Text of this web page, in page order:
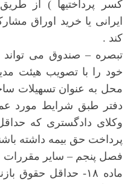
کسر پرداختیها ) از طریق
ایرانی یا خرید اوراق
کند .
خود را با تصویب هیئت
محل به عنوان تسهیلات
دفتر طبق شرایط مورد
پرداخت حق بیمه داشته
فصل پنجم – سایر مقررات
ماده ۱۸- حداقل